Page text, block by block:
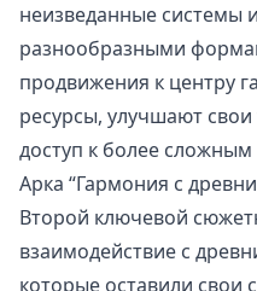
неизведанные системы
разнообразными
продвижения к центру
ресурсы, улучшают
доступ к более
Арка “Гармония с
Второй ключевой
взаимодействие с
которые оставили свои